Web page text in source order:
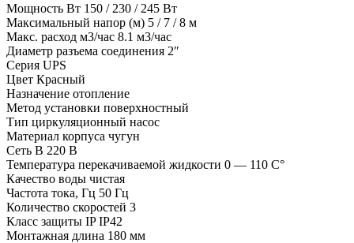
Мощность Вт 150 / 230 / 245 Вт
Максимальный напор (м) 5 / 7 / 8 м
Макс. расход м3/час 8.1 м3/час
Диаметр разъема соединения 2″
Серия UPS
Цвет Красный
Назначение отопление
Метод установки поверхностный
Тип циркуляционный насос
Материал корпуса чугун
Сеть В 220 В
Температура перекачиваемой жидкости 0 — 110 C°
Качество воды чистая
Частота тока, Гц 50 Гц
Количество скоростей 3
Класс защиты IP IP42
Монтажная длина 180 мм